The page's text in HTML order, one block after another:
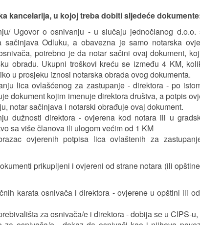
kancelarija, u kojoj treba dobiti sljedeće
Ugovor o osnivanju - u slučaju jednočlanog
sačinjava Odluku, a obavezna je samo notarska
potrebno je da notar sačini ovaj dokument,
obradu. Ukupni troškovi kreću se između 4 KM,
u prosjeku iznosi notarska obrada ovog dokumenta.
lica ovlašćenog za zastupanje - direktora - po
dokument kojim imenuje direktora društva, a potpis
notar sačinjava i notarski obrađuje ovaj dokument.
dužnosti direktora - ovjerena kod notara ili u
sa više članova ili ulogom većim od 1 KM
ovjerenih potpisa lica ovlaštenih za
prikupljeni i ovjereni od strane notara (ili
karata osnivača i direktora - ovjerene u opštini ili
za osnivača/e i direktora - dobija se u CIPS-